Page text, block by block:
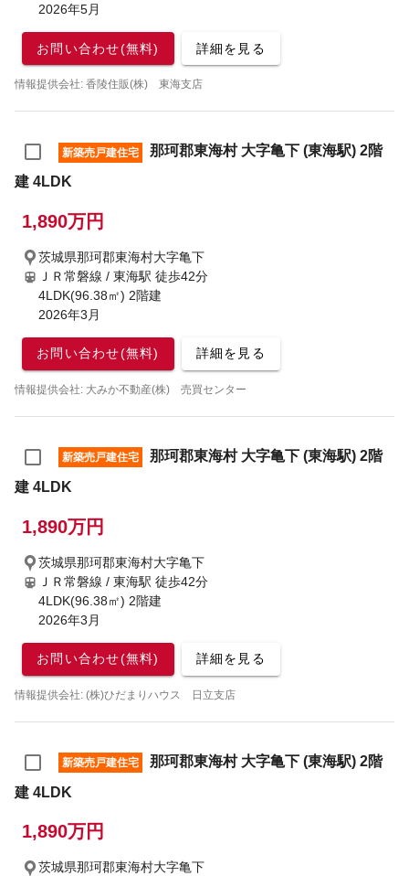
2026年5月
お問い合わせ(無料) 詳細を見る
情報提供会社: 香陵住販(株) 東海支店
新築売戸建住宅
那珂郡東海村 大字亀下 (東海駅) 2階
建 4LDK
1,890万円
茨城県那珂郡東海村大字亀下
ＪＲ常磐線 / 東海駅 徒歩42分
4LDK(96.38㎡) 2階建
2026年3月
お問い合わせ(無料) 詳細を見る
情報提供会社: 大みか不動産(株) 売買センター
新築売戸建住宅
那珂郡東海村 大字亀下 (東海駅) 2階
建 4LDK
1,890万円
茨城県那珂郡東海村大字亀下
ＪＲ常磐線 / 東海駅 徒歩42分
4LDK(96.38㎡) 2階建
2026年3月
お問い合わせ(無料) 詳細を見る
情報提供会社: (株)ひだまりハウス 日立支店
新築売戸建住宅
那珂郡東海村 大字亀下 (東海駅) 2階
建 4LDK
1,890万円
茨城県那珂郡東海村大字亀下